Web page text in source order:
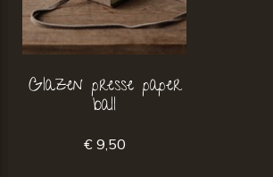
Glazen presse paper
ball
€ 9,50